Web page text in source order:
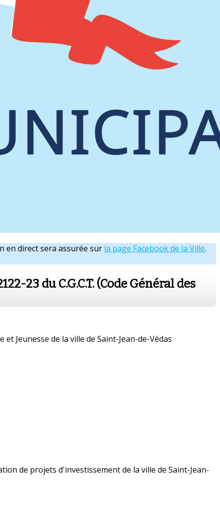
en direct sera assurée sur la page Facebook de la Ville.
23 du C.G.C.T. (Code Général des
Jeunesse de la ville de Saint-Jean-de-Védas
de projets d'investissement de la ville de Saint-­Jean-